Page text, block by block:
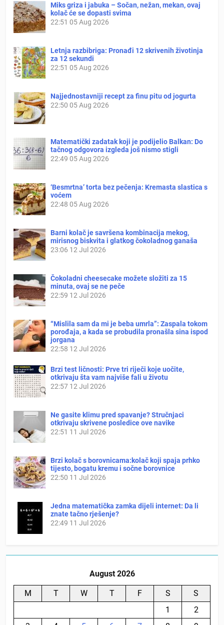
Miks griza i jabuka – Sočan, nežan, mekan, ovaj
kolač će se dopasti svima
22:51 05 Aug 2026
Letnja razbibriga: Pronađi 12 skrivenih životinja
za 12 sekundi
22:51 05 Aug 2026
Najjednostavniji recept za finu pitu od jogurta
22:50 05 Aug 2026
Matematički zadatak koji je podijelio Balkan: Do
tačnog odgovora izgleda još nismo stigli
22:49 05 Aug 2026
‘Besmrtna’ torta bez pečenja: Kremasta slastica s
voćem
22:48 05 Aug 2026
Barni kolač je savršena kombinacija mekog,
mirisnog biskvita i glatkog čokoladnog ganaša
23:06 12 Jul 2026
Čokoladni cheesecake možete složiti za 15
minuta, ovaj se ne peče
22:59 12 Jul 2026
“Mislila sam da mi je beba umrla”: Zaspala tokom
porođaja, a kada se probudila pronašla sina ispod
jorgana
22:58 12 Jul 2026
Brzi test ličnosti: Prve tri riječi koje uočite,
otkrivaju šta vam najviše fali u životu
22:57 12 Jul 2026
Ne gasite klimu pred spavanje? Stručnjaci
otkrivaju skrivene posledice ove navike
22:51 11 Jul 2026
Brzi kolač s borovnicama:kolač koji spaja prhko
tijesto, bogatu kremu i sočne borovnice
22:50 11 Jul 2026
Jedna matematička zamka dijeli internet: Da li
znate tačno rješenje?
22:49 11 Jul 2026
August 2026
M T W T F S
S
1
2